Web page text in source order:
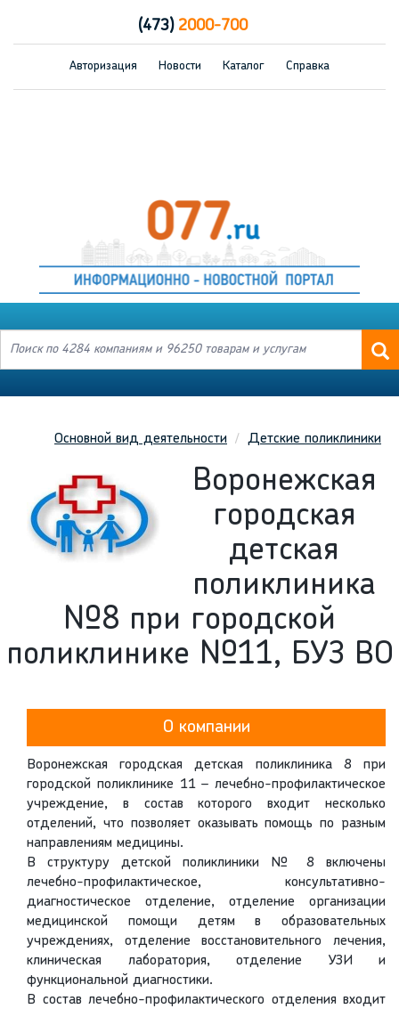
(473)2000-700
Авторизация Новости Каталог Справка
Основной вид деятельности Детские поликлиники
Воронежская
городская
детская
поликлиника
№8 при городской
поликлинике №11, БУЗ ВО
О компании
Воронежская городская детская поликлиника 8 при
городской поликлинике 11 – лечебно-профилактическое
учреждение, в состав которого входит несколько
отделений, что позволяет оказывать помощь по разным
направлениям медицины.
В структуру детской поликлиники № 8 включены
лечебно-профилактическое, консультативно-
диагностическое отделение, отделение организации
медицинской помощи детям в образовательных
учреждениях, отделение восстановительного лечения,
клиническая лаборатория, отделение УЗИ и
функциональной диагностики.
В состав лечебно-профилактического отделения входит